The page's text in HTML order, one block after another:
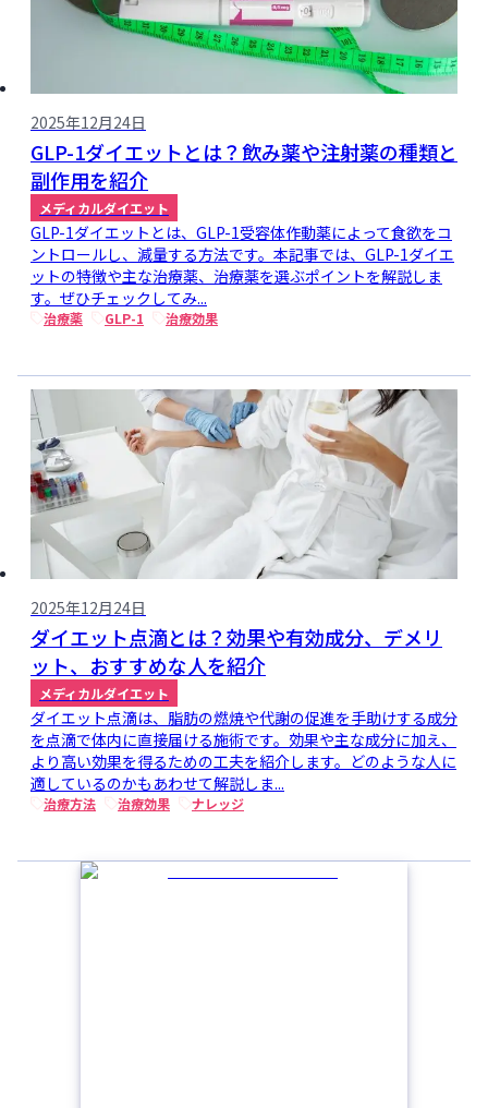
2025年12月24日
GLP-1ダイエットとは？飲み薬や注射薬の種類と
副作用を紹介
メディカルダイエット
GLP-1ダイエットとは、GLP-1受容体作動薬によって食欲をコ
ントロールし、減量する方法です。本記事では、GLP-1ダイエ
ットの特徴や主な治療薬、治療薬を選ぶポイントを解説しま
す。ぜひチェックしてみ...
治療薬 GLP-1 治療効果
2025年12月24日
ダイエット点滴とは？効果や有効成分、デメリ
ット、おすすめな人を紹介
メディカルダイエット
ダイエット点滴は、脂肪の燃焼や代謝の促進を手助けする成分
を点滴で体内に直接届ける施術です。効果や主な成分に加え、
より高い効果を得るための工夫を紹介します。どのような人に
適しているのかもあわせて解説しま...
治療方法 治療効果 ナレッジ